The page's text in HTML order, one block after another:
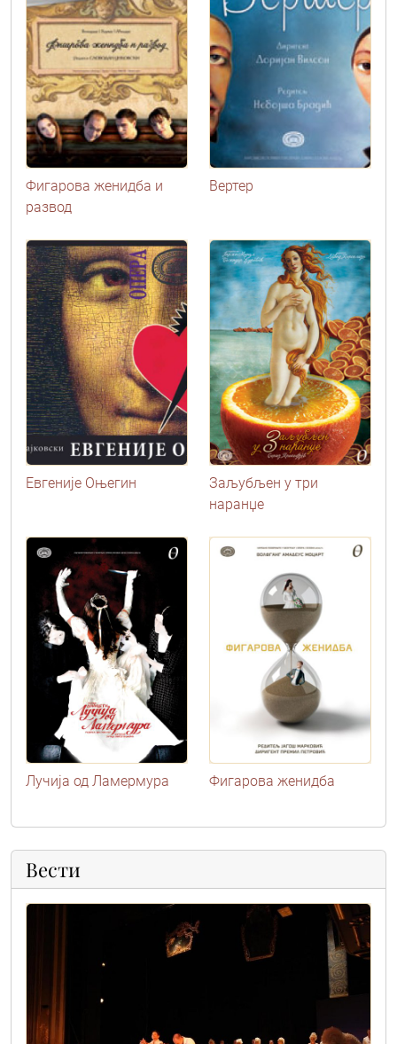
Фигарова женидба и
развод
Вертер
Евгеније Оњегин
Заљубљен у три
наранџе
Лучија од Ламермура Фигарова женидба
Вести